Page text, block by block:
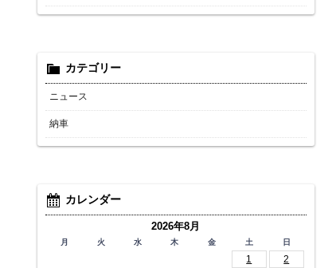
カテゴリー
ニュース
納車
カレンダー
2026年8月
月 火 水 木 金 土 日
1
2